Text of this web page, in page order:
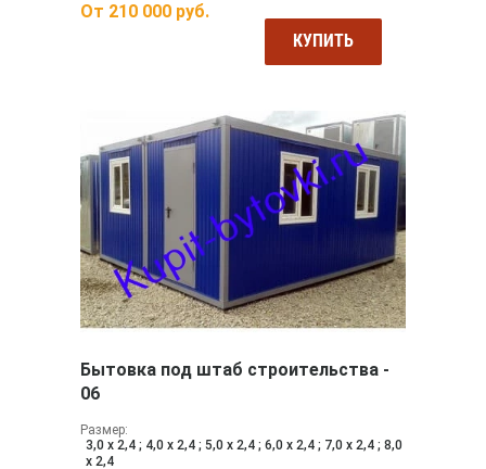
От 210 000 руб.
КУПИТЬ
Бытовка под штаб строительства -
06
Размер:
3,0 х 2,4 ; 4,0 х 2,4 ; 5,0 х 2,4 ; 6,0 х 2,4 ; 7,0 х 2,4 ; 8,0
х 2,4